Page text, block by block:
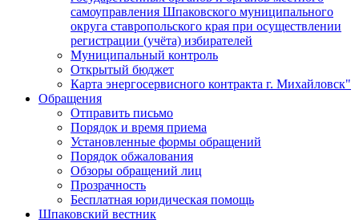
самоуправления Шпаковского муниципального
округа ставропольского края при осуществлении
регистрации (учёта) избирателей
Муниципальный контроль
Открытый бюджет
Карта энергосервисного контракта г. Михайловск"
Обращения
Отправить письмо
Порядок и время приема
Установленные формы обращений
Порядок обжалования
Обзоры обращений лиц
Прозрачность
Бесплатная юридическая помощь
Шпаковский вестник